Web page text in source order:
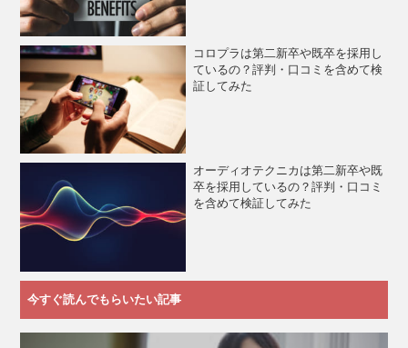
コロプラは第二新卒や既卒を採用し
ているの？評判・口コミを含めて検
証してみた
オーディオテクニカは第二新卒や既
卒を採用しているの？評判・口コミ
を含めて検証してみた
今すぐ読んでもらいたい記事